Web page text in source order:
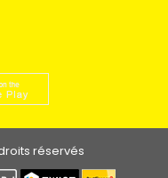
réservés